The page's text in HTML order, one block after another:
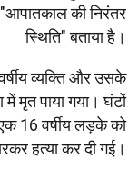
की निरंतर
स्थिति" बताया है।
व्यक्ति और उसके
में मृत पाया गया। घंटों
16 वर्षीय लड़के को
हत्या कर दी गई।